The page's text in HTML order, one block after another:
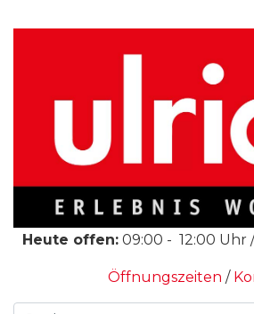
Heute offen: 09:00 - 12:00 Uhr
Öffnungszeiten /